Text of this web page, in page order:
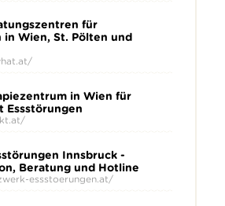
für
in Wien, St. Pölten und
in Wien für
Essstörungen
Innsbruck -
Beratung und Hotline
essstoerungen.at/